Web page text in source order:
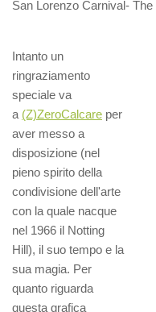
San Lorenzo Carnival-
Intanto un
ringraziamento
speciale va
a (Z)ZeroCalcare per
aver messo a
disposizione (nel
pieno spirito della
condivisione dell'arte
con la quale nacque
nel 1966 il Notting
Hill), il suo tempo e la
sua magia. Per
quanto riguarda
questa grafica